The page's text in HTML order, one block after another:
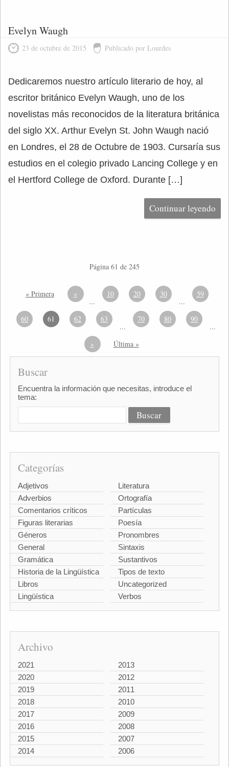
Evelyn Waugh
23 de octubre de 2015 Publicado por Lourdes
Dedicaremos nuestro artículo literario de hoy, al
escritor británico Evelyn Waugh, uno de los
novelistas más reconocidos de la literatura británica
del siglo XX. Arthur Evelyn St. John Waugh nació
en Londres, el 28 de Octubre de 1903. Cursaría sus
estudios en el colegio privado Lancing College y en
el Hertford College de Oxford. Durante […]
Continuar leyendo
Página 61 de 245
« Primera «
...
10 20 30
...
59
60 61 62 63
...
70 80 90
...
»
Última »
Buscar
Encuentra la información que necesitas, introduce el
tema:
Categorías
Adjetivos
Adverbios
Comentarios críticos
Figuras literarias
Géneros
General
Gramática
Historia de la Lingüística
Libros
Lingüística
Literatura
Ortografía
Partículas
Poesía
Pronombres
Sintaxis
Sustantivos
Tipos de texto
Uncategorized
Verbos
Archivo
2021
2020
2019
2018
2017
2016
2015
2014
2013
2012
2011
2010
2009
2008
2007
2006